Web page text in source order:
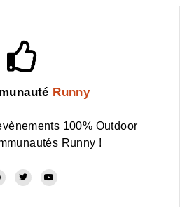
Runny
100% Outdoor
Runny !